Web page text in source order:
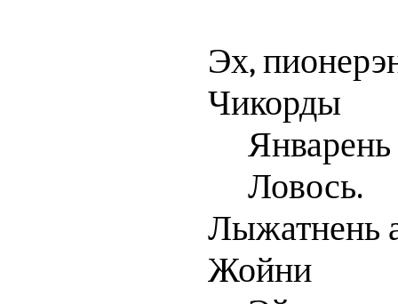
Эх,
Чикорды
Январень
Ловось.
Лыжатнень
Жойни